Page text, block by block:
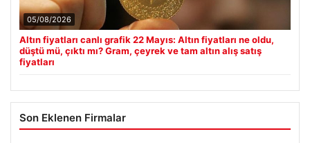
05/08/2026
Altın fiyatları canlı grafik 22 Mayıs: Altın fiyatları ne oldu,
düştü mü, çıktı mı? Gram, çeyrek ve tam altın alış satış
fiyatları
Son Eklenen Firmalar